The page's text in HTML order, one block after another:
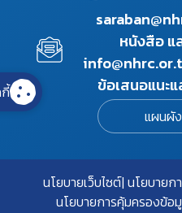
หนังสือ แ
ข้อเสนอแนะ
แผนผั
นโยบายเว็บไซต์ นโยบายก
นโยบายการคุ้มครองข้อ